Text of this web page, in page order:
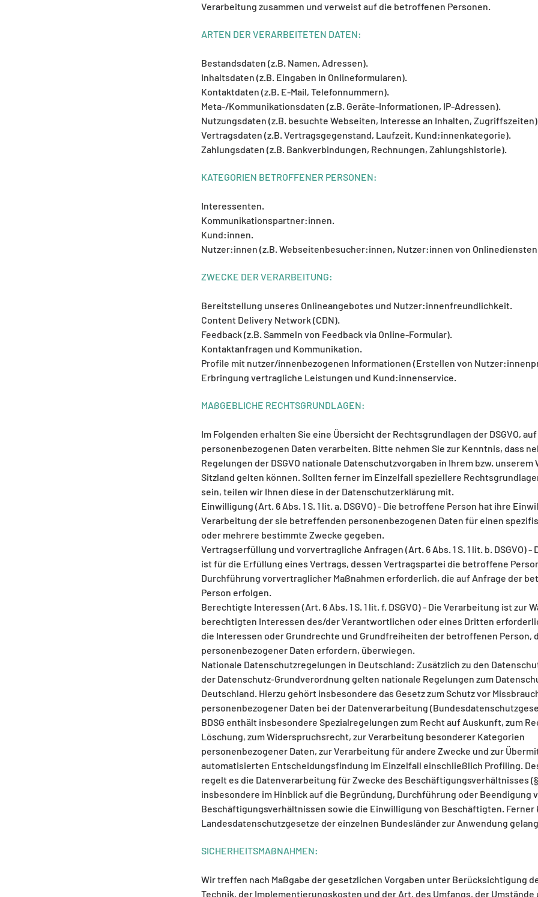
Verarbeitung zusammen und verweist auf die betroffenen Personen.
ARTEN DER VERARBEITETEN DATEN:
Bestandsdaten (z.B. Namen, Adressen).
Inhaltsdaten (z.B. Eingaben in Onlineformularen).
Kontaktdaten (z.B. E-Mail, Telefonnummern).
Meta-/Kommunikationsdaten (z.B. Geräte-Informationen, IP-Adressen).
Nutzungsdaten (z.B. besuchte Webseiten, Interesse an Inhalten,
Vertragsdaten (z.B. Vertragsgegenstand, Laufzeit, Kund:innenkategorie).
Zahlungsdaten (z.B. Bankverbindungen, Rechnungen, Zahlungshistorie).
KATEGORIEN BETROFFENER PERSONEN:
Interessenten.
Kommunikationspartner:innen.
Kund:innen.
Nutzer:innen (z.B. Webseitenbesucher:innen, Nutzer:innen von
ZWECKE DER VERARBEITUNG:
Bereitstellung unseres Onlineangebotes und Nutzer:innenfreundlichkeit.
Content Delivery Network (CDN).
Feedback (z.B. Sammeln von Feedback via Online-Formular).
Kontaktanfragen und Kommunikation.
Profile mit nutzer/innenbezogenen Informationen (Erstellen von
Erbringung vertragliche Leistungen und Kund:innenservice.
MAßGEBLICHE RECHTSGRUNDLAGEN:
Im Folgenden erhalten Sie eine Übersicht der Rechtsgrundlagen der DSGVO,
personenbezogenen Daten verarbeiten. Bitte nehmen Sie zur Kenntnis, dass
Regelungen der DSGVO nationale Datenschutzvorgaben in Ihrem bzw. unserem
Sitzland gelten können. Sollten ferner im Einzelfall speziellere
sein, teilen wir Ihnen diese in der Datenschutzerklärung mit.
Einwilligung (Art. 6 Abs. 1 S. 1 lit. a. DSGVO) - Die betroffene Person hat ihre
Verarbeitung der sie betreffenden personenbezogenen Daten für einen
oder mehrere bestimmte Zwecke gegeben.
Vertragserfüllung und vorvertragliche Anfragen (Art. 6 Abs. 1 S. 1 lit. b. DSGVO) -
ist für die Erfüllung eines Vertrags, dessen Vertragspartei die betroffene
Durchführung vorvertraglicher Maßnahmen erforderlich, die auf Anfrage der
Person erfolgen.
Berechtigte Interessen (Art. 6 Abs. 1 S. 1 lit. f. DSGVO) - Die Verarbeitung ist zur
berechtigten Interessen des/der Verantwortlichen oder eines Dritten
die Interessen oder Grundrechte und Grundfreiheiten der betroffenen Person,
personenbezogener Daten erfordern, überwiegen.
Nationale Datenschutzregelungen in Deutschland: Zusätzlich zu den
der Datenschutz-Grundverordnung gelten nationale Regelungen zum
Deutschland. Hierzu gehört insbesondere das Gesetz zum Schutz vor
personenbezogener Daten bei der Datenverarbeitung
BDSG enthält insbesondere Spezialregelungen zum Recht auf Auskunft, zum
Löschung, zum Widerspruchsrecht, zur Verarbeitung besonderer Kategorien
personenbezogener Daten, zur Verarbeitung für andere Zwecke und zur
automatisierten Entscheidungsfindung im Einzelfall einschließlich Profiling.
regelt es die Datenverarbeitung für Zwecke des Beschäftigungsverhältnisses (§
insbesondere im Hinblick auf die Begründung, Durchführung oder Beendigung
Beschäftigungsverhältnissen sowie die Einwilligung von Beschäftigten. Ferner
Landesdatenschutzgesetze der einzelnen Bundesländer zur Anwendung
SICHERHEITSMAßNAHMEN:
Wir treffen nach Maßgabe der gesetzlichen Vorgaben unter Berücksichtigung
Technik, der Implementierungskosten und der Art, des Umfangs, der Umstände